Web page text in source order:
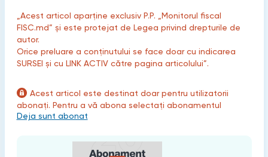
„Acest articol aparține exclusiv P.P. „Monitorul fiscal
FISC.md” și este protejat de Legea privind drepturile de
autor.
Orice preluare a conținutului se face doar cu indicarea
SURSEI și cu LINK ACTIV către pagina articolului”.
Acest articol este destinat doar pentru utilizatorii
abonați. Pentru a vă abona selectați abonamentul
Deja sunt abonat